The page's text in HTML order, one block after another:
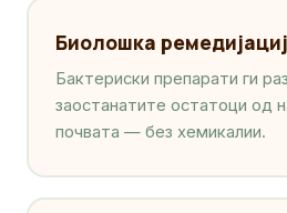
Биолошка
Бактериски препарати ги
заостанатите остатоци од
почвата — без хемикалии.